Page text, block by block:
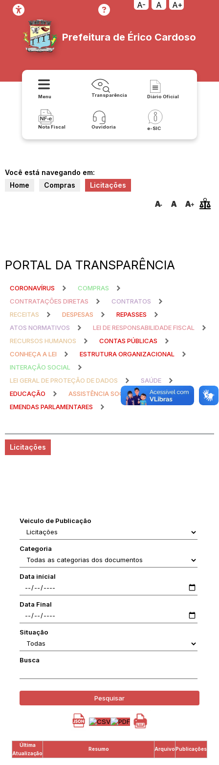
A- A A+
Prefeitura de Érico Cardoso
Menu Transparência Diário Oficial
Nota Fiscal Ouvidoria e-SIC
Você está navegando em:
Home
Compras Licitações
PORTAL DA TRANSPARÊNCIA
CORONAVÍRUS
COMPRAS
CONTRATAÇÕES DIRETAS
CONTRATOS
RECEITAS
DESPESAS
REPASSES
ATOS NORMATIVOS
LEI DE RESPONSABILIDADE FISCAL
RECURSOS HUMANOS
CONTAS PÚBLICAS
CONHEÇA A LEI
ESTRUTURA ORGANIZACIONAL
INTERAÇÃO SOCIAL
LEI GERAL DE PROTEÇÃO DE DADOS
SAÚDE
EDUCAÇÃO
ASSISTÊNCIA SOCIAL
EMENDAS PARLAMENTARES
Licitações
Veiculo de Publicação
Categoria
Data inícial
Data Final
Situação
Busca
Pesquisar
Última
Atualização
Resumo ArquivoPublicações